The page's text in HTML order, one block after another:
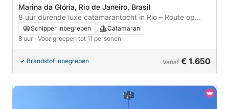
Marina da Glória, Rio de Janeiro, Brasil
8 uur durende luxe catamarantocht in Rio – Route op
maat & moderne zeilervaring
Schipper inbegrepen
Catamaran
8 uur · Voor groepen tot 11 personen
Brandstof inbegrepen Vanaf € 1.650